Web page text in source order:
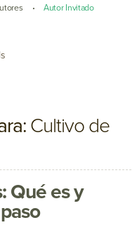
• Autor Invitado
Cultivo de
Qué es y